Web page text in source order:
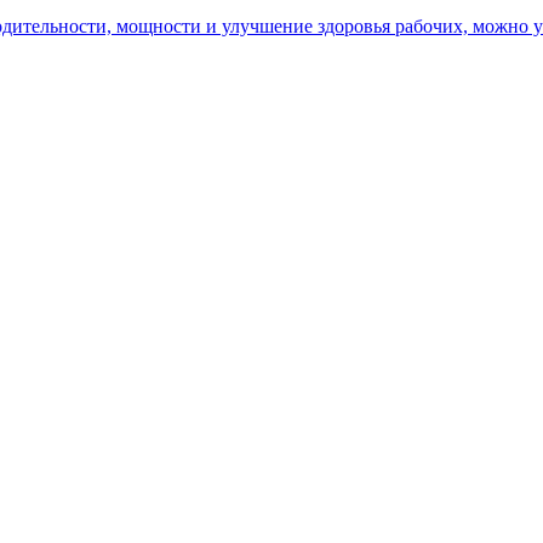
мощности и улучшение здоровья рабочих, можно